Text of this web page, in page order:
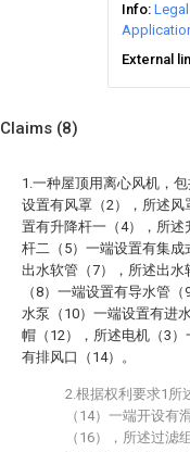
Info
External
Claims (8)
1.一种屋顶用离心风机，
设置有风罩（2），所述
置有升降杆一（4），所
杆二（5）一端设置有集
出水软管（7），所述出
（8）一端设置有导水管
水泵（10）一端设置有进
帽（12），所述电机（3
有排风口（14）。
2.根据权利要求1所
（14）一端开设
（16），所述过滤